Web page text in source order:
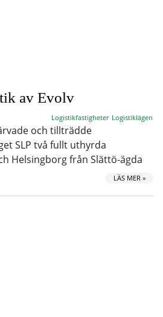
av Evolv
Logistikfastigheter Logistiklägen
och tillträdde
SLP två fullt uthyrda
Helsingborg från Slättö-ägda
LÄS MER »